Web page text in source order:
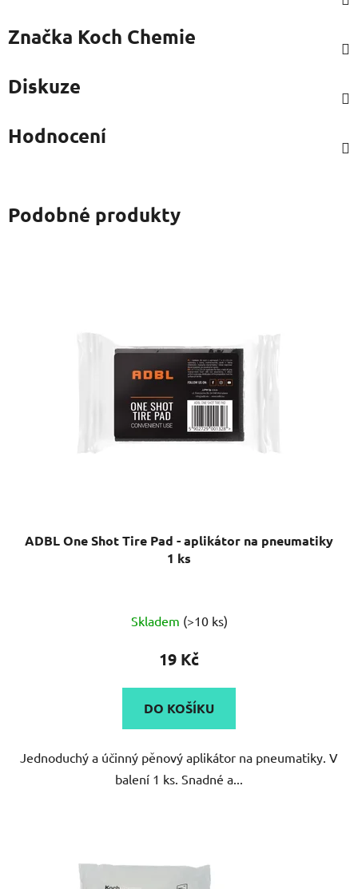
Značka Koch Chemie
Diskuze
Hodnocení
Podobné produkty
ADBL One Shot Tire Pad - aplikátor na pneumatiky
1 ks
Skladem (>10 ks)
19 Kč
DO KOŠÍKU
Jednoduchý a účinný pěnový aplikátor na pneumatiky. V
balení 1 ks. Snadné a...